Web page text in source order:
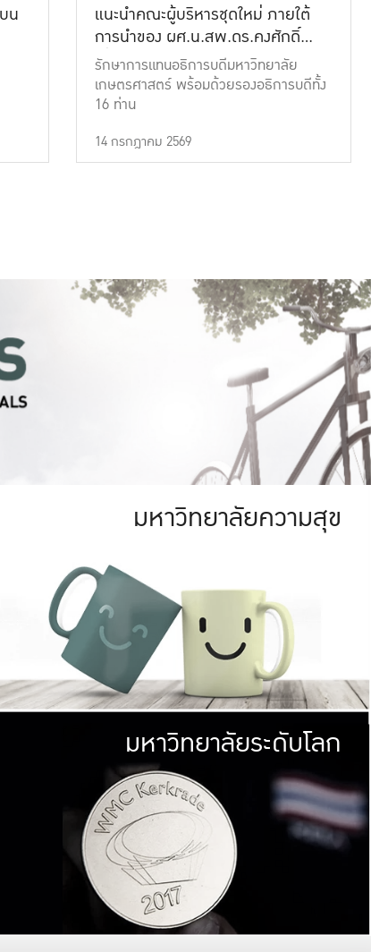
น
แนะนำคณะผู้บริหารชุดใหม่ ภายใต้
การนำของ ผศ.น.สพ.ดร.คงศักดิ์
เที่ยงธรรม
รักษาการแทนอธิการบดีมหาวิทยาลัย
เกษตรศาสตร์ พร้อมด้วยรองอธิการบดีทั้ง
16 ท่าน
14 กรกฎาคม 2569
น่น
ไร่
มหาวิทยาลัย
ให้กับประชาชน
มหาวิทยาลัยความสุข
ยู่ดี
ยืน
าง
กๆ
มหาวิทยา
พร้อมที่จ
และผลักดันในการใช้ระบบส
เพื่อการทำงานแ
มหาวิทยาลัยระดับโลก